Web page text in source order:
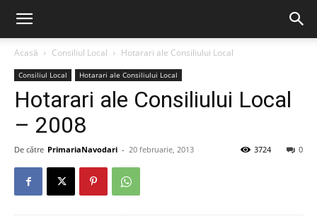
Acasă Consiliul Local Hotarari ale Consiliului Local
Consiliul Local Hotarari ale Consiliului Local
Hotarari ale Consiliului Local
– 2008
De către PrimariaNavodari - 20 februarie, 2013 0
3724